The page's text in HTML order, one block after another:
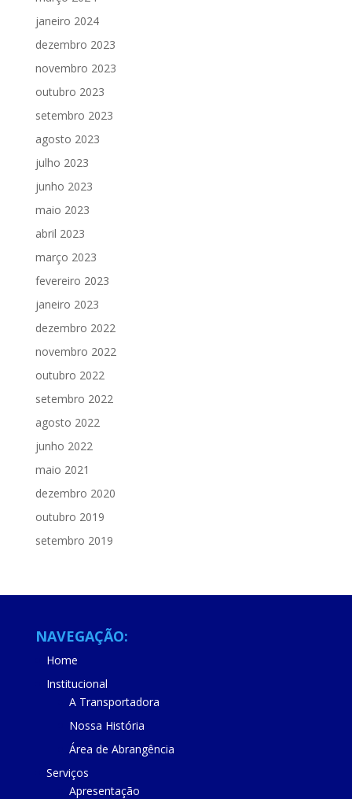
janeiro 2024
dezembro 2023
novembro 2023
outubro 2023
setembro 2023
agosto 2023
julho 2023
junho 2023
maio 2023
abril 2023
março 2023
fevereiro 2023
janeiro 2023
dezembro 2022
novembro 2022
outubro 2022
setembro 2022
agosto 2022
junho 2022
maio 2021
dezembro 2020
outubro 2019
setembro 2019
NAVEGAÇÃO:
Home
Institucional
A Transportadora
Nossa História
Área de Abrangência
Serviços
Apresentação